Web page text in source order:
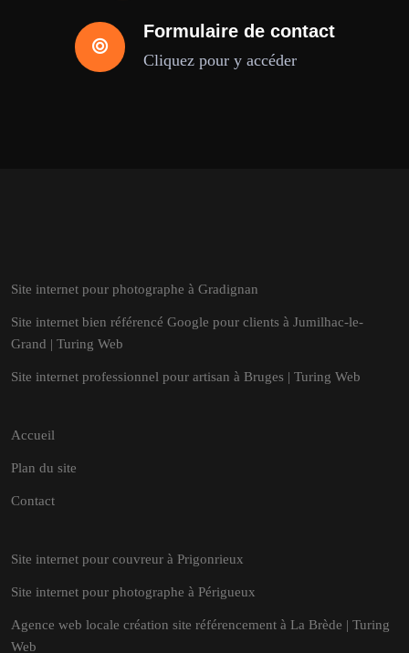
Formulaire de contact
Cliquez pour y accéder
Site internet pour photographe à Gradignan
Site internet bien référencé Google pour clients à Jumilhac-le-
Grand | Turing Web
Site internet professionnel pour artisan à Bruges | Turing Web
Accueil
Plan du site
Contact
Site internet pour couvreur à Prigonrieux
Site internet pour photographe à Périgueux
Agence web locale création site référencement à La Brède | Turing
Web